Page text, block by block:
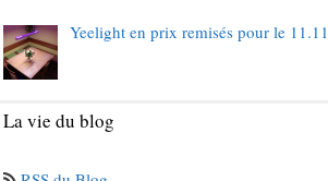
Yeelight en prix remisés pour le 11.11
La vie du blog